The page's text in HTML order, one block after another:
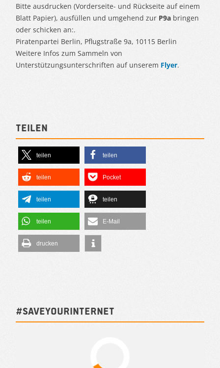
Bitte ausdrucken (Vorderseite- und Rückseite auf einem
Blatt Papier), ausfüllen und umgehend zur P9a bringen
oder schicken an:.
Piratenpartei Berlin, Pflugstraße 9a, 10115 Berlin
Weitere Infos zum Sammeln von
Unterstützungsunterschriften auf unserem Flyer.
Teilen
teilen teilen
teilen Pocket
teilen teilen
teilen E-Mail
drucken
#SAVEYOURINTERNET